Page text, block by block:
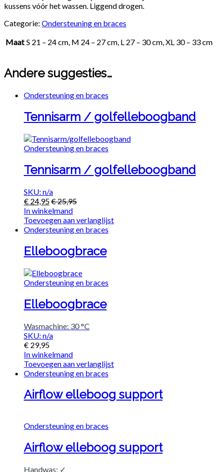
kussens vóór het wassen. Liggend drogen.
Categorie: Ondersteuning en braces
Maat S 21 – 24 cm, M 24 – 27 cm, L 27 – 30 cm, XL 30 – 33 cm
Andere suggesties…
Ondersteuning en braces
Tennisarm / golfelleboogband
Ondersteuning en braces
Tennisarm / golfelleboogband
SKU: n/a
€ 24,95€25,95
In winkelmand
Toevoegen aan verlanglijst
Ondersteuning en braces
Elleboogbrace
Ondersteuning en braces
Elleboogbrace
Wasmachine: 30 °C
SKU: n/a
€ 29,95
In winkelmand
Toevoegen aan verlanglijst
Ondersteuning en braces
Airflow elleboog support
Ondersteuning en braces
Airflow elleboog support
Handwas: ✓